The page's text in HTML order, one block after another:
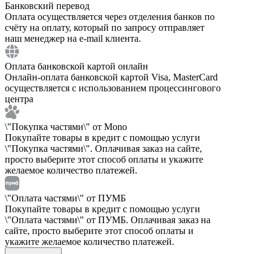
Банковский перевод
Оплата осуществляется через отделения банков по
счёту на оплату, который по запросу отправляет
наш менеджер на e-mail клиента.
Оплата банковской картой онлайн
Онлайн-оплата банковской картой Visa, MasterCard
осуществляется с использованием процессингового
центра
\"Покупка частями\" от Mono
Покупайте товары в кредит с помощью услуги
\"Покупка частями\". Оплачивая заказ на сайте,
просто выберите этот способ оплаты и укажите
желаемое количество платежей.
\"Оплата частями\" от ПУМБ
Покупайте товары в кредит с помощью услуги
\"Оплата частями\" от ПУМБ. Оплачивая заказ на
сайте, просто выберите этот способ оплаты и
укажите желаемое количество платежей.